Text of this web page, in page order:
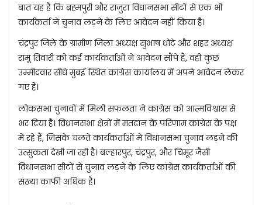
बात यह है कि ब्रह्मपुरी और राजुरा विधानसभा सीटों से एक भी
कार्यकर्ता ने चुनाव लड़ने के लिए आवेदन नहीं किया है।
चंद्रपुर जिले के ग्रामीण जिला अध्यक्ष सुभाष धोटे और शहर अध्यक्ष
रामू तिवारी को कई कार्यकर्ताओं ने आवेदन सौंपे हैं, वहीं कुछ
उम्मीदवार सीधे मुंबई स्थित कांग्रेस कार्यालय में अपने आवेदन लेकर
गए हैं।
लोकसभा चुनावों में मिली सफलता ने कांग्रेस को आत्मविश्वास से
भर दिया है। विधानसभा क्षेत्रों में मतदान के परिणाम कांग्रेस के पक्ष
में रहे हैं, जिसके चलते कार्यकर्ताओं में विधानसभा चुनाव लड़ने की
उत्सुकता देखी जा रही है। बल्हारपुर, चंद्रपुर, और चिमूर जैसी
विधानसभा सीटों से चुनाव लड़ने के लिए कांग्रेस कार्यकर्ताओं की
संख्या काफी अधिक है।